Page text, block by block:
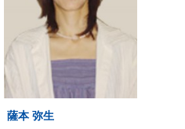
薩本 弥生